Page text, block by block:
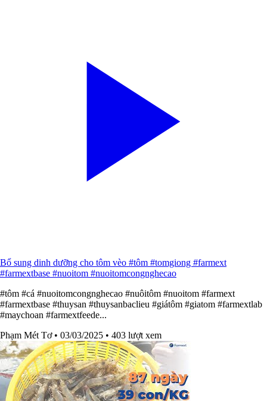
Bổ sung dinh dưỡng cho tôm vèo #tôm #tomgiong #farmext
#farmextbase #nuoitom #nuoitomcongnghecao
#tôm #cá #nuoitomcongnghecao #nuôitôm #nuoitom #farmext
#farmextbase #thuysan #thuysanbaclieu #giátôm #giatom #farmextlab
#maychoan #farmextfeede...
Phạm Mét Tơ • 03/03/2025 • 403 lượt xem